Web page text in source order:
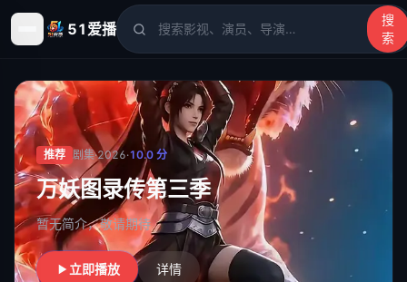
51爱播
搜
索
51爱播- 电影、电视剧、动漫、综艺、短剧高清在线观看
推荐 剧集·2026·10.0 分
茶骨清欢：长夜逢明月
暂无简介，敬请期待
立即播放 详情